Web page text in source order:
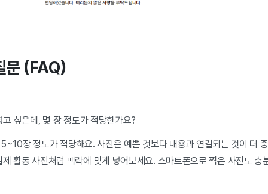
문 (FAQ)
싶은데, 몇 장 정도가 적당한가요?
장 정도가 적당해요. 사진은 예쁜 것보다 내용과 연결되는 것이 더
활동 사진처럼 맥락에 맞게 넣어보세요. 스마트폰으로 찍은 사진도 충